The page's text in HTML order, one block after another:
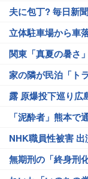
夫に包丁? 毎日新
立体駐車場から車
関東「真夏の暑さ
家の隣が民泊「ト
露 原爆投下巡り広
「泥酔者」熊本で
NHK職員性被害
無期刑の「終身刑